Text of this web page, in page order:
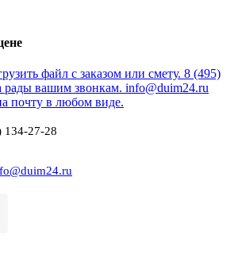
файл с заказом или смету. 8 (495)
рады вашим звонкам. info@duim24.ru
почту в любом виде.
134-27-28